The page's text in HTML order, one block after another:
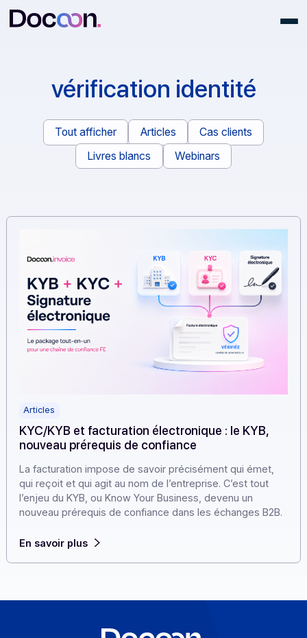
vérification identité
Tout afficher Articles
Cas clients
Livres blancs
Webinars
KYC/KYB et facturation électronique : le KYB,
nouveau prérequis de confiance
La facturation impose de savoir précisément qui émet,
qui reçoit et qui agit au nom de l’entreprise. C’est tout
En savoir plus